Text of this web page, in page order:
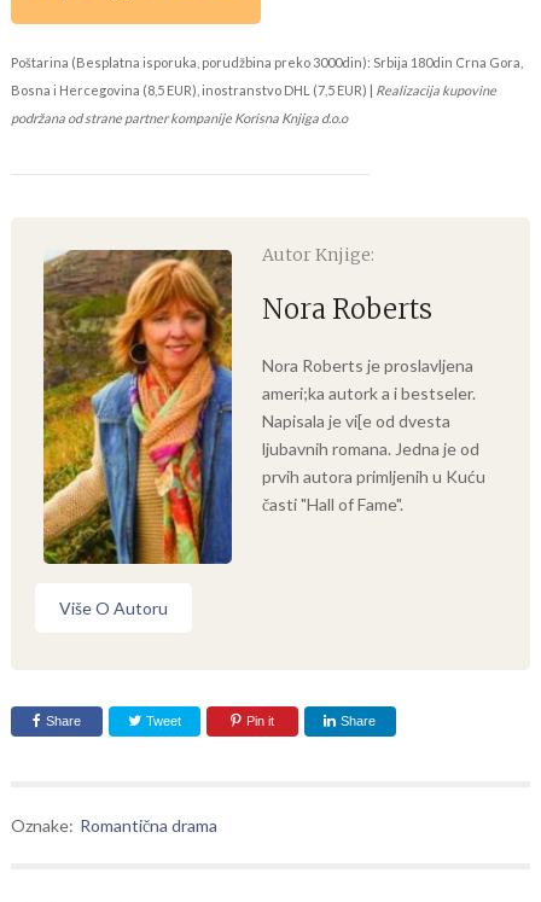
Poštarina (Besplatna isporuka, porudžbina preko 3000din): Srbija 180din Crna Gora,
Bosna i Hercegovina (8,5 EUR), inostranstvo DHL (7,5 EUR) | Realizacija kupovine
podržana od strane partner kompanije Korisna Knjiga d.o.o
Autor Knjige:
Nora Roberts
Nora Roberts je proslavljena
ameri;ka autork a i bestseler.
Napisala je vi[e od dvesta
ljubavnih romana. Jedna je od
prvih autora primljenih u Kuću
časti "Hall of Fame".
Više O Autoru
Share Tweet Pin it Share
Oznake: Romantična drama